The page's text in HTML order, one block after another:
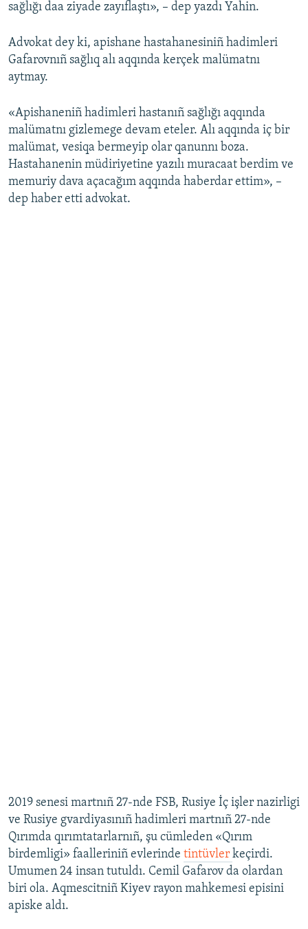
sağlığı daa ziyade zayıflaştı», – dep yazdı Yahin.
Advokat dey ki, apishane hastahanesiniñ hadimleri
Gafarovnıñ sağlıq alı aqqında kerçek malümatnı
aytmay.
«Apishaneniñ hadimleri hastanıñ sağlığı aqqında
malümatnı gizlemege devam eteler. Alı aqqında iç bir
malümat, vesiqa bermeyip olar qanunnı boza.
Hastahanenin müdiriyetine yazılı muracaat berdim ve
memuriy dava açacağım aqqında haberdar ettim», –
dep haber etti advokat.
2019 senesi martnıñ 27-nde FSB, Rusiye İç işler nazirligi
ve Rusiye gvardiyasınıñ hadimleri martnıñ 27-nde
Qırımda qırımtatarlarnıñ, şu cümleden «Qırım
birdemligi» faalleriniñ evlerinde tintüvler keçirdi.
Umumen 24 insan tutuldı. Cemil Gafarov da olardan
biri ola. Aqmescitniñ Kiyev rayon mahkemesi episini
apiske aldı.